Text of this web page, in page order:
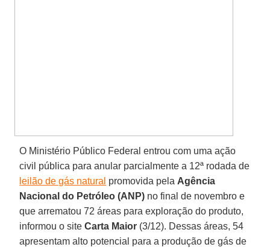
O Ministério Público Federal entrou com uma ação
civil pública para anular parcialmente a 12ª rodada de
leilão de gás natural promovida pela Agência
Nacional do Petróleo (ANP) no final de novembro e
que arrematou 72 áreas para exploração do produto,
informou o siteCarta Maior (3/12). Dessas áreas, 54
apresentam alto potencial para a produção de gás de